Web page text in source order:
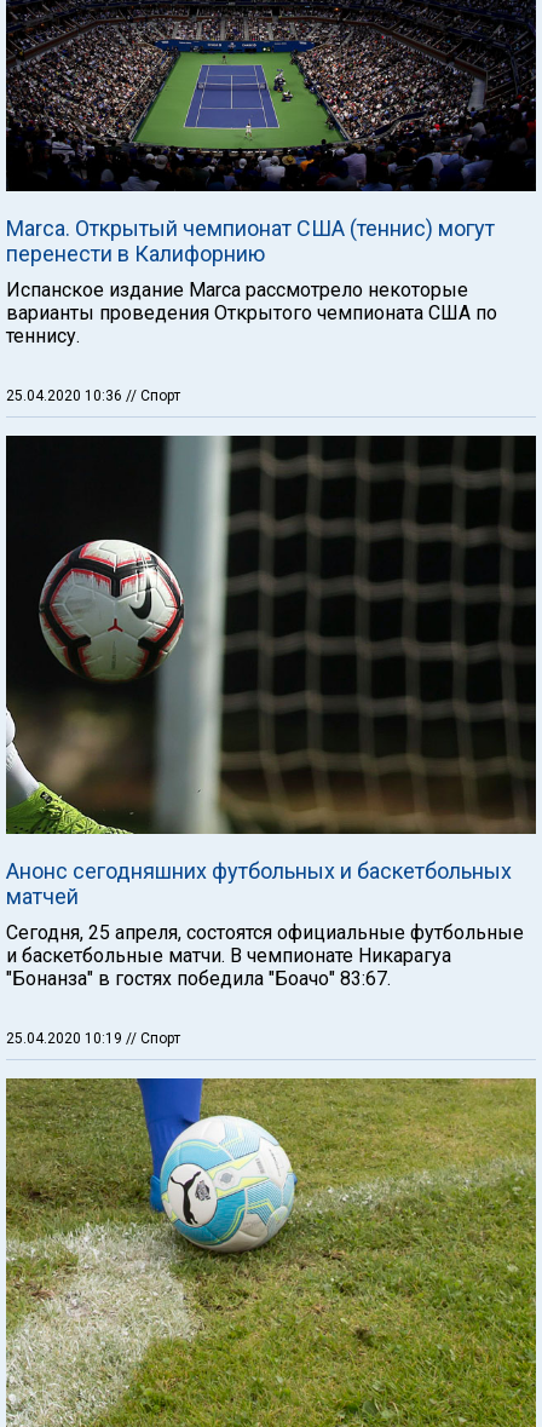
Marca. Открытый чемпионат США (теннис) могут
перенести в Калифорнию
Испанское издание Marca рассмотрело некоторые
варианты проведения Открытого чемпионата США по
теннису.
25.04.2020 10:36 // Спорт
Анонс сегодняшних футбольных и баскетбольных
матчей
Сегодня, 25 апреля, состоятся официальные футбольные
и баскетбольные матчи. В чемпионате Никарагуа
"Бонанза" в гостях победила "Боачо" 83:67.
25.04.2020 10:19 // Спорт